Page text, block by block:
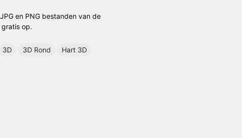
en PNG bestanden van de
op.
3D 3D Rond Hart 3D